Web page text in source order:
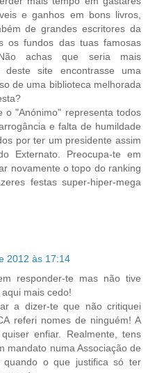
e ganhos em bons livros,
de grandes escritores da
os fundos das tuas famosas
achas que seria mais
site encontrasse uma
de uma biblioteca melhorada
o "Anónimo" representa todos
e falta de humildade
por ter um presidente assim
Externato. Preocupa-te em
novamente o topo do ranking
festas super-hiper-mega
2012 às 17:14
responder-te mas não tive
mais cedo!
a dizer-te que não critiquei
referi nomes de ninguém! A
enfiar. Realmente, tens
mandato numa Associação de
quando o que justifica só ter